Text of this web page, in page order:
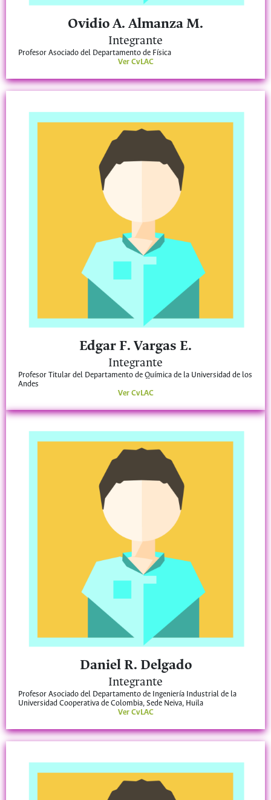
Ovidio A. Almanza M.
Integrante
Profesor Asociado del Departamento de Física
Ver CvLAC
Edgar F. Vargas E.
Integrante
Profesor Titular del Departamento de Química de la Universidad de los
Andes
Ver CvLAC
Daniel R. Delgado
Integrante
Profesor Asociado del Departamento de Ingeniería Industrial de la
Universidad Cooperativa de Colombia, Sede Neiva, Huila
Ver CvLAC